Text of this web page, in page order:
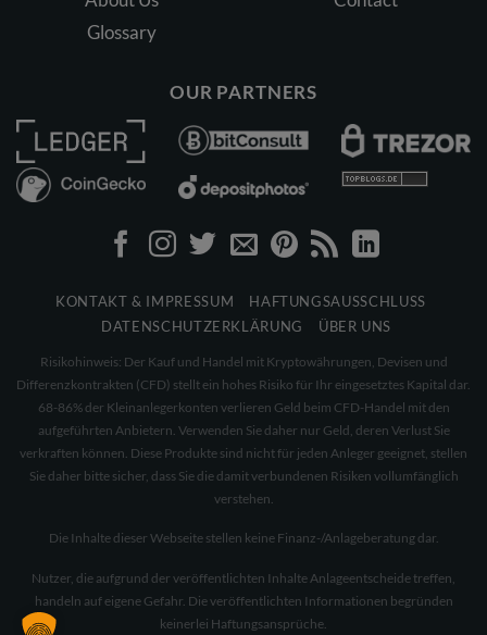
Glossary
OUR PARTNERS
KONTAKT & IMPRESSUM
HAFTUNGSAUSSCHLUSS
DATENSCHUTZERKLÄRUNG
ÜBER UNS
Risikohinweis: Der Kauf und Handel mit Kryptowährungen, Devisen und
Differenzkontrakten (CFD) stellt ein hohes Risiko für Ihr eingesetztes Kapital dar.
68-86% der Kleinanlegerkonten verlieren Geld beim CFD-Handel mit den
aufgeführten Anbietern. Verwenden Sie daher nur Geld, deren Verlust Sie
verkraften können. Diese Produkte sind nicht für jeden Anleger geeignet, stellen
Sie daher bitte sicher, dass Sie die damit verbundenen Risiken vollumfänglich
verstehen.
Die Inhalte dieser Webseite stellen keine Finanz-/Anlageberatung dar.
Nutzer, die aufgrund der veröffentlichten Inhalte Anlageentscheide treffen,
handeln auf eigene Gefahr. Die veröffentlichten Informationen begründen
keinerlei Haftungsansprüche.